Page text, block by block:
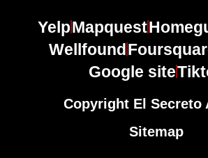
YelpMapquest
Wellfound
Google site
Copyright El Secreto
Sitemap